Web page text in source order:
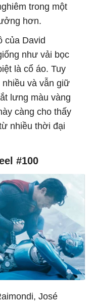
trong một
hơn.
của David
như vải bọc
là cổ áo. Tuy
và vẫn giữ
lưng màu vàng
càng cho thấy
nhiều thời đại
#100
José